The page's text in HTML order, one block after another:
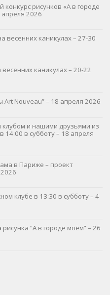
рисунков «А в городе
2026
весенних каникулах – 27-30
каникулах – 20-22
Art Nouveau” – 18 апреля 2026
и нашими друзьями из
14:00 в субботу – 18 апреля
в Париже – проект
клубе в 13:30 в субботу – 4
“А в городе моём” – 26